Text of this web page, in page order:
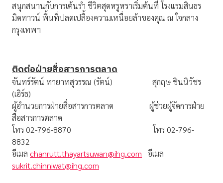
สนุกสนานกับการเต้นรำ ชีวิตสุดหรูหราเริ่มต้นที่ โรงแรมสินธร
มิดทาวน์ พื้นที่ปลดเปลื้องความเหนื่อยล้าของคุณ ณ ใจกลาง
กรุงเทพฯ
ติดต่อฝ่ายสื่อสารการตลาด
จันทร์รัตน์ ทายาทสุวรรณ (รัตน์) สุกฤษ ชินนิวัชร
(เอิร์ธ)
ผู้อำนวยการฝ่ายสื่อสารการตลาด ผู้ช่วยผู้จัดการฝ่าย
สื่อสารการตลาด
โทร 02-796-8870 โทร 02-796-
8832
อีเมล chanrutt.thayartsuwan@ihg.com อีเมล
sukrit.chinniwat@ihg.com